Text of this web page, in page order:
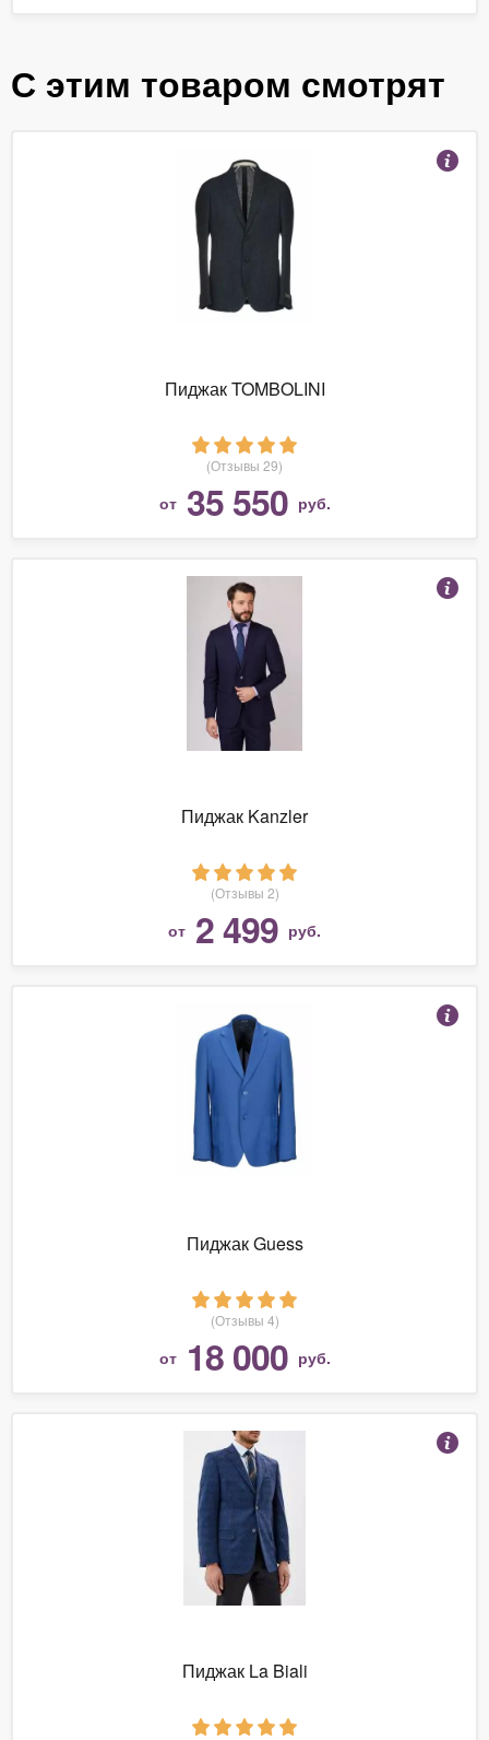
С этим товаром смотрят
Пиджак TOMBOLINI
(Отзывы 29)
от 35 550 руб.
Пиджак Kanzler
(Отзывы 2)
от 2 499 руб.
Пиджак Guess
(Отзывы 4)
от 18 000 руб.
Пиджак La Biali